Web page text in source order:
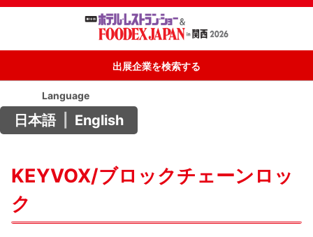
出展企業を検索する
Language
日本語 English
KEYVOX/ブロックチェーンロッ
ク